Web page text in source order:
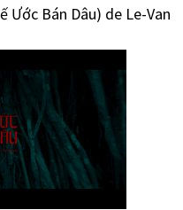
Ước Bán Dâu) de Le-Van